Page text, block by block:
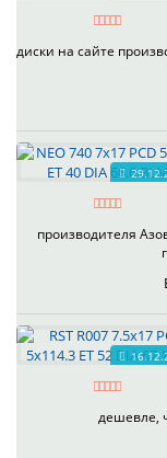
диски на сайте
производителя
дешевле,